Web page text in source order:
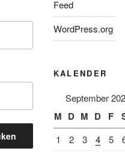
Feed
WordPress.org
KALENDER
September
M D M D F
1 2 3 4 5